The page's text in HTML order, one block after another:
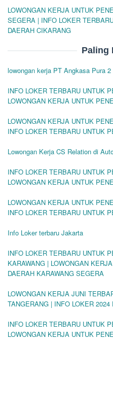
LOWONGAN KERJA UNTUK
SEGERA | INFO LOKER
DAERAH CIKARANG
Paling
lowongan kerja PT Angkasa Pura
INFO LOKER TERBARU UNTUK
LOWONGAN KERJA UNTUK
LOWONGAN KERJA UNTUK
INFO LOKER TERBARU UNTUK
Lowongan Kerja CS Relation di
INFO LOKER TERBARU UNTUK
LOWONGAN KERJA UNTUK
LOWONGAN KERJA UNTUK
INFO LOKER TERBARU UNTUK
Info Loker terbaru Jakarta
INFO LOKER TERBARU UNTUK
KARAWANG | LOWONGAN
DAERAH KARAWANG SEGERA
LOWONGAN KERJA JUNI
TANGERANG | INFO LOKER
INFO LOKER TERBARU UNTUK
LOWONGAN KERJA UNTUK